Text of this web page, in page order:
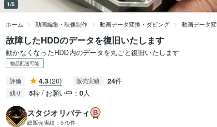
1/5
ホーム 動画編集・映像制作 動画データ変換・ダビング 動画データ
故障したHDDのデータを復旧いたします
動かなくなったHDD内のデータを丸ごと復旧いたします
物品配送可能
評価 4.3(20) 販売実績 24件
残り 5枠 / お願い中： 0人
スタジオリバティ
総販売実績： 575件